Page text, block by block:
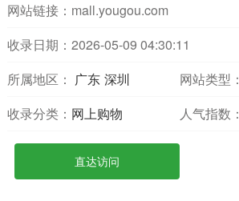
网站链接： mall.yougou.com
收录日期：2026-05-09 04:30:11
所属地区： 广东 深圳 网站类型：
收录分类： 网上购物 人气指数：
直达访问